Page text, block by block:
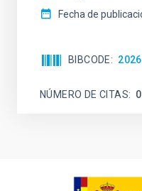
Fecha de
BIBCODE
NÚMERO DE CITAS 0